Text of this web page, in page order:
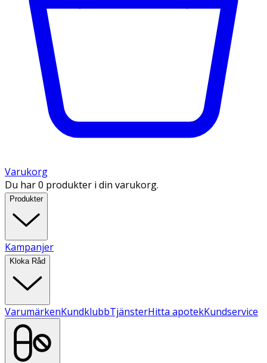
Varukorg
Du har 0 produkter i din varukorg.
Produkter
Kampanjer
Kloka Råd
VarumärkenKundklubbTjänsterHitta apotekKundservice